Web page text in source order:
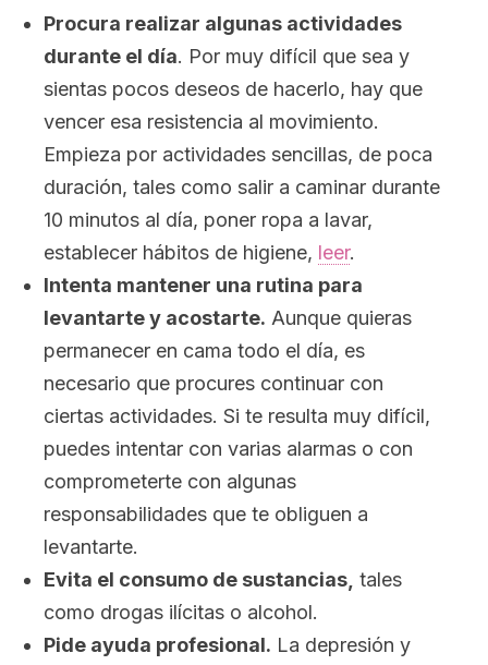
Procura realizar algunas actividades
durante el día. Por muy difícil que sea y
sientas pocos deseos de hacerlo, hay que
vencer esa resistencia al movimiento.
Empieza por actividades sencillas, de poca
duración, tales como salir a caminar durante
10 minutos al día, poner ropa a lavar,
establecer hábitos de higiene, leer.
Intenta mantener una rutina para
levantarte y acostarte. Aunque quieras
permanecer en cama todo el día, es
necesario que procures continuar con
ciertas actividades. Si te resulta muy difícil,
puedes intentar con varias alarmas o con
comprometerte con algunas
responsabilidades que te obliguen a
levantarte.
Evita el consumo de sustancias, tales
como drogas ilícitas o alcohol.
Pide ayuda profesional. La depresión y